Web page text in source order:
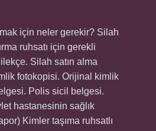
için neler gerekir? Silah
ruhsatı için gerekli
Silah satın alma
fotokopisi. Orijinal kimlik
Polis sicil belgesi.
hastanesinin sağlık
Kimler taşıma ruhsatlı